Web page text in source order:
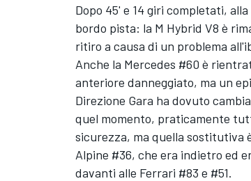
Dopo 45' e 14 giri completati,
bordo pista: la M Hybrid V8 è
ritiro a causa di un problema
Anche la Mercedes #60 è
anteriore danneggiato, ma un
Direzione Gara ha dovuto
quel momento, praticamente
sicurezza, ma quella sostitutiva
Alpine #36, che era indietro ed
davanti alle Ferrari #83 e #51.